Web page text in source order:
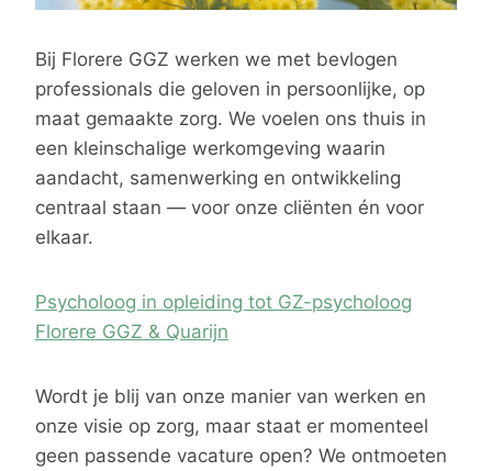
Bij Florere GGZ werken we met bevlogen
professionals die geloven in persoonlijke, op
maat gemaakte zorg. We voelen ons thuis in
een kleinschalige werkomgeving waarin
aandacht, samenwerking en ontwikkeling
centraal staan — voor onze cliënten én voor
elkaar.
Psycholoog in opleiding tot GZ-psycholoog
Florere GGZ & Quarijn
Wordt je blij van onze manier van werken en
onze visie op zorg, maar staat er momenteel
geen passende vacature open? We ontmoeten